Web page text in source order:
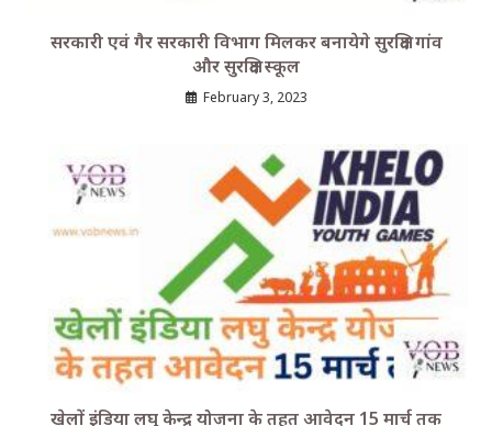
सरकारी एवं गैर सरकारी विभाग मिलकर बनायेगे सुरक्षित गांव
और सुरक्षित स्कूल
February 3, 2023
खेलों इंडिया लघु केन्द्र योजना के तहत आवेदन 15 मार्च तक